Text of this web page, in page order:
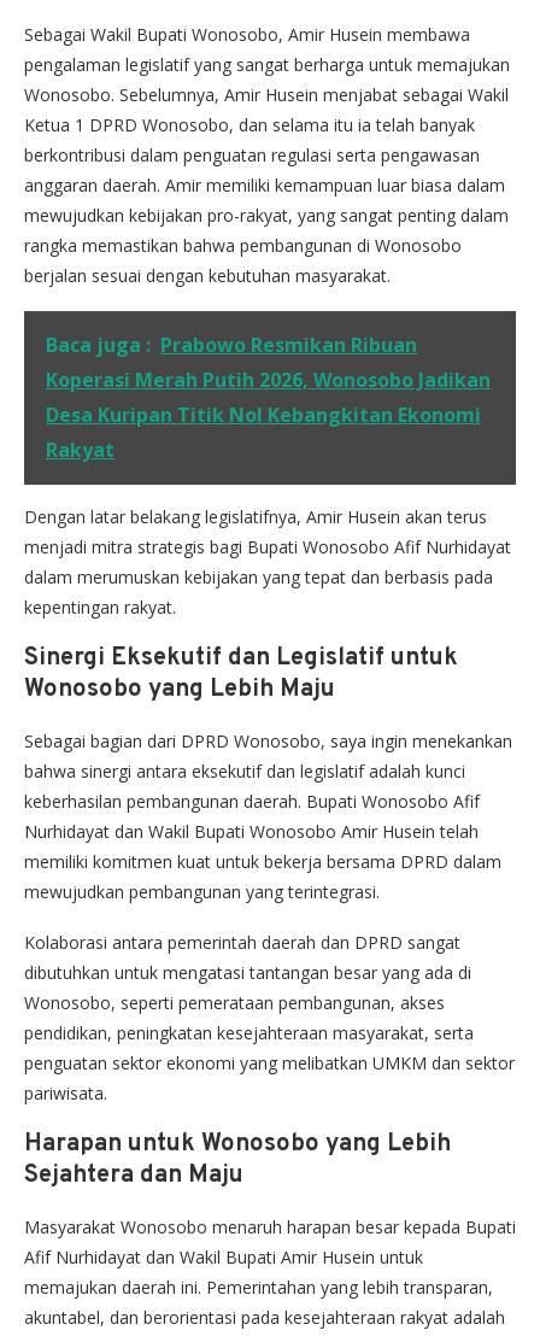
Sebagai Wakil Bupati Wonosobo, Amir Husein membawa
pengalaman legislatif yang sangat berharga untuk memajukan
Wonosobo. Sebelumnya, Amir Husein menjabat sebagai Wakil
Ketua 1 DPRD Wonosobo, dan selama itu ia telah banyak
berkontribusi dalam penguatan regulasi serta pengawasan
anggaran daerah. Amir memiliki kemampuan luar biasa dalam
mewujudkan kebijakan pro-rakyat, yang sangat penting dalam
rangka memastikan bahwa pembangunan di Wonosobo
berjalan sesuai dengan kebutuhan masyarakat.
Baca juga : Prabowo Resmikan Ribuan
Koperasi Merah Putih 2026, Wonosobo Jadikan
Desa Kuripan Titik Nol Kebangkitan Ekonomi
Rakyat
Dengan latar belakang legislatifnya, Amir Husein akan terus
menjadi mitra strategis bagi Bupati Wonosobo Afif Nurhidayat
dalam merumuskan kebijakan yang tepat dan berbasis pada
kepentingan rakyat.
Sinergi Eksekutif dan Legislatif untuk
Wonosobo yang Lebih Maju
Sebagai bagian dari DPRD Wonosobo, saya ingin menekankan
bahwa sinergi antara eksekutif dan legislatif adalah kunci
keberhasilan pembangunan daerah. Bupati Wonosobo Afif
Nurhidayat dan Wakil Bupati Wonosobo Amir Husein telah
memiliki komitmen kuat untuk bekerja bersama DPRD dalam
mewujudkan pembangunan yang terintegrasi.
Kolaborasi antara pemerintah daerah dan DPRD sangat
dibutuhkan untuk mengatasi tantangan besar yang ada di
Wonosobo, seperti pemerataan pembangunan, akses
pendidikan, peningkatan kesejahteraan masyarakat, serta
penguatan sektor ekonomi yang melibatkan UMKM dan sektor
pariwisata.
Harapan untuk Wonosobo yang Lebih
Sejahtera dan Maju
Masyarakat Wonosobo menaruh harapan besar kepada Bupati
Afif Nurhidayat dan Wakil Bupati Amir Husein untuk
memajukan daerah ini. Pemerintahan yang lebih transparan,
akuntabel, dan berorientasi pada kesejahteraan rakyat adalah